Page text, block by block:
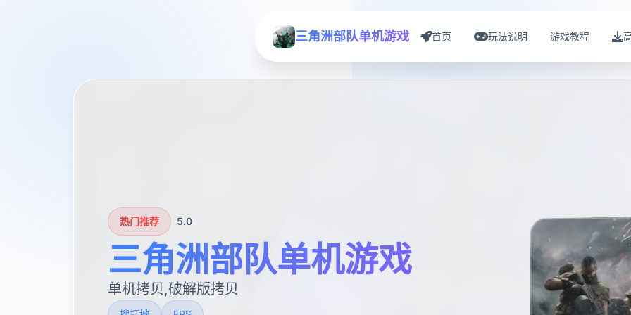
三角洲部队单机游戏 首页 玩法说明 游戏教程
热门推荐 5.0
三角洲部队单机游戏
单机拷贝,破解版拷贝